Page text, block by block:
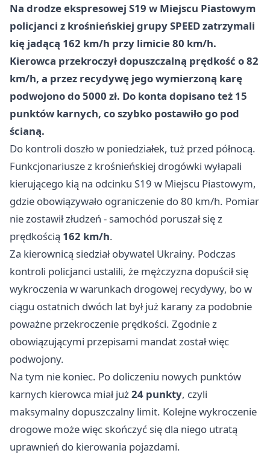
Na drodze ekspresowej S19 w Miejscu Piastowym
policjanci z krośnieńskiej grupy SPEED zatrzymali
kię jadącą 162 km/h przy limicie 80 km/h.
Kierowca przekroczył dopuszczalną prędkość o 82
km/h, a przez recydywę jegowymierzoną karę
podwojono do5000 zł. Do konta dopisano też 15
punktów karnych, co szybko postawiło go pod
ścianą.
Do kontroli doszło w poniedziałek, tuż przed północą.
Funkcjonariusze z krośnieńskiej drogówki wyłapali
kierującego kią na odcinku S19 w Miejscu Piastowym,
gdzie obowiązywało ograniczenie do 80 km/h. Pomiar
nie zostawił złudzeń - samochód poruszał się z
prędkością 162 km/h.
Za kierownicą siedział obywatel Ukrainy. Podczas
kontroli policjanci ustalili, że mężczyzna dopuścił się
wykroczenia w warunkach drogowej recydywy, bo w
ciągu ostatnich dwóch lat był już karany za podobnie
poważne przekroczenie prędkości. Zgodnie z
obowiązującymi przepisami mandat został więc
podwojony.
Na tym nie koniec. Po doliczeniu nowych punktów
karnych kierowca miał już24 punkty, czyli
maksymalny dopuszczalny limit. Kolejne wykroczenie
drogowe może więc skończyć się dla niego utratą
uprawnień do kierowania pojazdami.